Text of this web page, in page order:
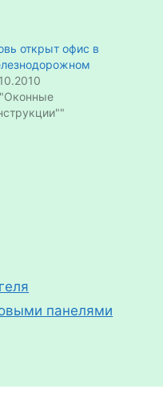
открыт офис в
панелями